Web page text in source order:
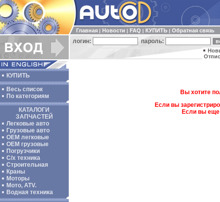
Главная Новости FAQ КУПИТЬ Обратная связь
логин: пароль:
КУПИТЬ
Весь список
По категориям
КАТАЛОГИ
ЗАПЧАСТЕЙ
Легковые авто
Грузовые авто
ОЕМ легковые
OEM грузовые
Погрузчики
С/х техника
Строительная
Краны
Моторы
Мото, ATV.
Водная техника
Вы хотите
Если вы
Если вы еще